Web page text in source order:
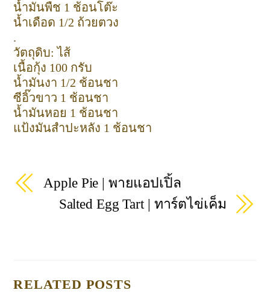
น้ำมันพืช 1 ช้อนโต๊ะ
น้ำเดือด 1/2 ถ้วยตวง
.
วัตถุดิบ: ไส้
เนื้อกุ้ง 100 กรับ
น้ำมันงา 1/2 ช้อนชา
ซีอิ๊วขาว 1 ช้อนชา
น้ำมันหอย 1 ช้อนชา
แป้งมันสำปะหลัง 1 ช้อนชา
Apple Pie | พายแอปเปิ้ล
Salted Egg Tart | ทาร์ตไข่เค็ม
RELATED POSTS